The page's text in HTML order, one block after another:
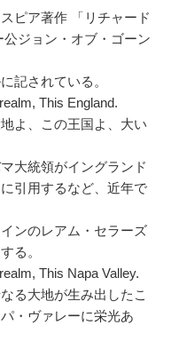
ピア著作 「リチャード
ジョン・オブ・ゴーン
記されている。
This England.
よ、この王国よ、大い
大統領がイングランド
引用するなど、近年で
ンのレアム・セラーズ
る。
This Napa Valley.
る大地が生み出したこ
・ヴァレーに栄光あ